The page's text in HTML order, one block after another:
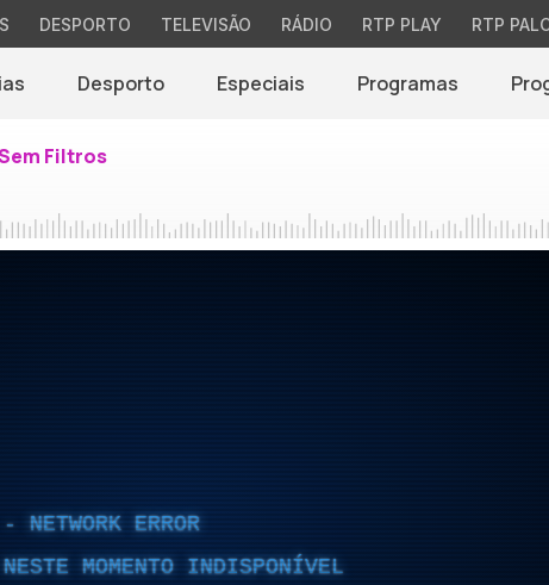
DESPORTO TELEVISÃO RÁDIO RTP PLAY RTP
Desporto Especiais Programas
Filtros
ERROR
MOMENTO INDISPONÍVEL